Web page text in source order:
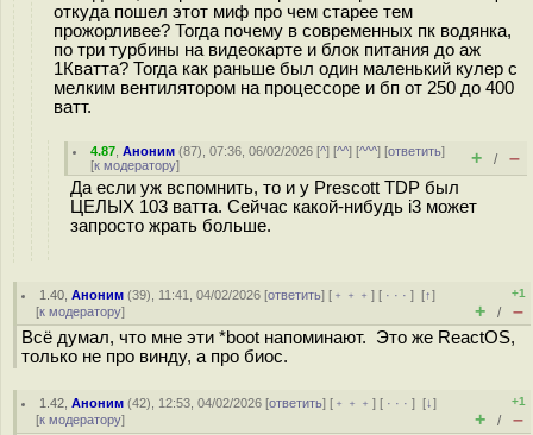
откуда пошел этот миф про чем старее тем
прожорливее? Тогда почему в современных пк водянка,
по три турбины на видеокарте и блок питания до аж
1Кватта? Тогда как раньше был один маленький кулер с
мелким вентилятором на процессоре и бп от 250 до 400
ватт.
4.87 ,Аноним (87), 07:36, 06/02/2026 [^] [^^] [^^^] [ответить]
[к модератору] + / –
Да если уж вспомнить, то и у Prescott TDP был
ЦЕЛЫХ 103 ватта. Сейчас какой-нибудь i3 может
запросто жрать больше.
1.40 ,Аноним (39), 11:41, 04/02/2026 [ответить] [ ﹢﹢﹢] [ · · ·][↑]
[к модератору]
+1
+ / –
Всё думал, что мне эти *boot напоминают. Это же ReactOS,
только не про винду, а про биос.
1.42 ,Аноним (42), 12:53, 04/02/2026 [ответить] [ ﹢﹢﹢] [ · · ·][↓]
[к модератору]
+1
+ / –